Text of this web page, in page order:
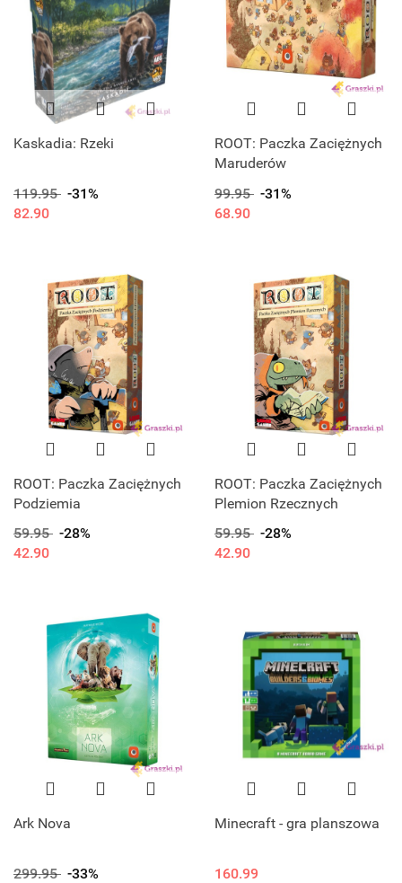
Kaskadia: Rzeki
119.95 -31%
82.90
ROOT: Paczka Zaciężnych
Maruderów
99.95 -31%
68.90
ROOT: Paczka Zaciężnych
Podziemia
59.95 -28%
42.90
ROOT: Paczka Zaciężnych
Plemion Rzecznych
59.95 -28%
42.90
Ark Nova
299.95 -33%
Minecraft - gra planszowa
160.99